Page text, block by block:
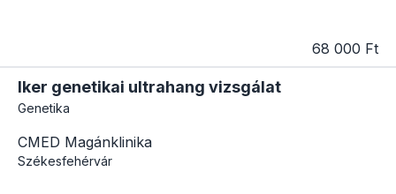
68 000 Ft
Iker genetikai ultrahang vizsgálat
Genetika
CMED Magánklinika
Székesfehérvár